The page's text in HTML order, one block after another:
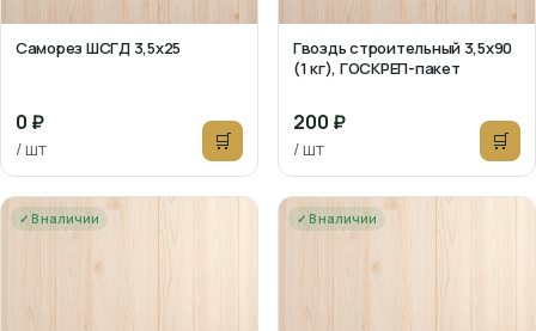
Саморез ШСГД 3,5х25
0 ₽
/ шт 🛒
Гвоздь строительный 3,5х90
(1 кг), ГОСКРЕП-пакет
200 ₽
/ шт 🛒
✓ В наличии ✓ В наличии